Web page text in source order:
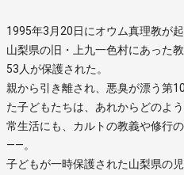
1995年3月20日にオウム真理教が
山梨県の旧・上九一色村にあった
53人が保護された。
親から引き離され、悪臭が漂う第
た子どもたちは、あれからどのよ
常生活にも、カルトの教義や修行
――。
子どもが一時保護された山梨県の